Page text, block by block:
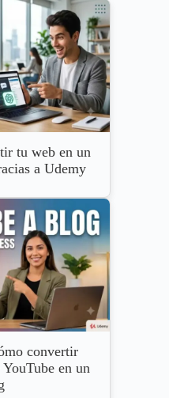
tu web en un
a Udemy
convertir
en un